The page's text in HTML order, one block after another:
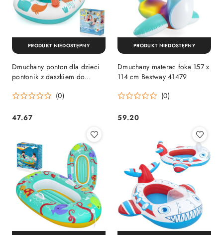
Dmuchany ponton dla dzieci
pontonik z daszkiem do
(0)
Cena:
47.67
PRODUKT NIEDOSTĘPNY
Dmuchany materac foka 157 x
114 cm Bestway 41479
(0)
Cena:
59.20
PRODUKT NIEDOSTĘPNY